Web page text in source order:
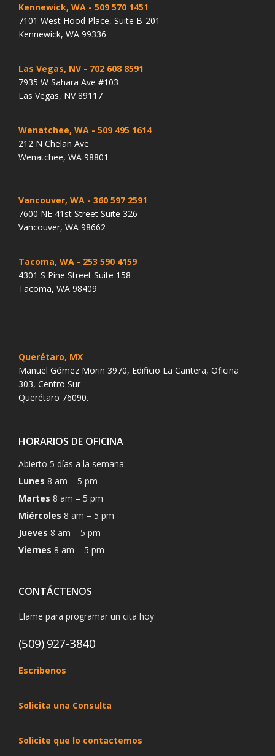
Kennewick, WA - 509 570 1451
7101 West Hood Place, Suite B-201
Kennewick, WA 99336
Las Vegas, NV - 702 608 8591
7935 W Sahara Ave #103
Las Vegas, NV 89117
Wenatchee, WA - 509 495 1614
212 N Chelan Ave
Wenatchee, WA 98801
Vancouver, WA - 360 597 2591
7600 NE 41st Street Suite 326
Vancouver, WA 98662
Tacoma, WA - 253 590 4159
4301 S Pine Street Suite 158
Tacoma, WA 98409
Querétaro, MX
Manuel Gómez Morin 3970, Edificio La Cantera, Oficina
303, Centro Sur
Querétaro 76090.
HORARIOS DE OFICINA
Abierto 5 días a la semana:
Lunes 8 am – 5 pm
Martes 8 am – 5 pm
Miércoles 8 am – 5 pm
Jueves 8 am – 5 pm
Viernes 8 am – 5 pm
CONTÁCTENOS
Llame para programar un cita hoy
(509) 927-3840
Escribenos
Solicita una Consulta
Solicite que lo contactemos